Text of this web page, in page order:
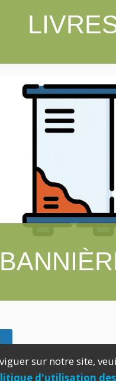
sur notre site,
d'utilisation